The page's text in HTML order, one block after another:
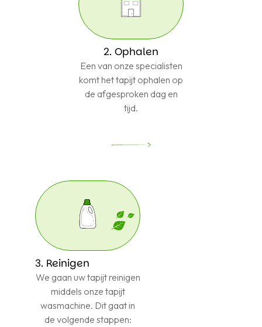
2. Ophalen
Een van onze specialisten
komt het tapijt ophalen op
de afgesproken dag en
tijd.
3. Reinigen
We gaan uw tapijt reinigen
middels onze tapijt
wasmachine. Dit gaat in
de volgende stappen: